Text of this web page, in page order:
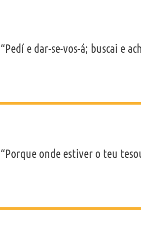
“Pedí e dar-se-vos-á; buscai e
“Porque onde estiver o teu